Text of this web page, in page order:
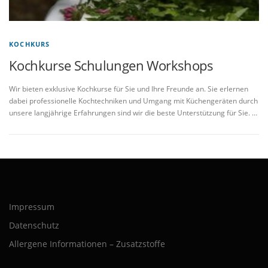
KOCHKURS
Kochkurse Schulungen Workshops
Wir bieten exklusive Kochkurse für Sie und Ihre Freunde an. Sie erlernen
dabei professionelle Kochtechniken und Umgang mit Küchengeräten durch
unsere langjährige Erfahrungen sind wir die beste Unterstützung für Sie. …
Impressum
Datenschutz
Allergene Informationen – Zusatzstoffe